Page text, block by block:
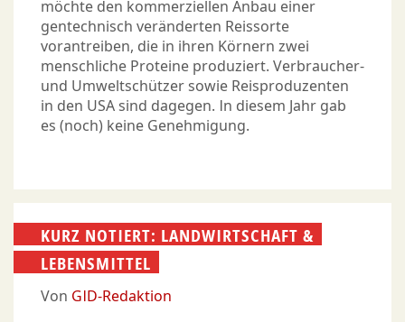
möchte den kommerziellen Anbau einer
gentechnisch veränderten Reissorte
vorantreiben, die in ihren Körnern zwei
menschliche Proteine produziert. Verbraucher-
und Umweltschützer sowie Reisproduzenten
in den USA sind dagegen. In diesem Jahr gab
es (noch) keine Genehmigung.
KURZ NOTIERT: LANDWIRTSCHAFT &
LEBENSMITTEL
Von GID-Redaktion